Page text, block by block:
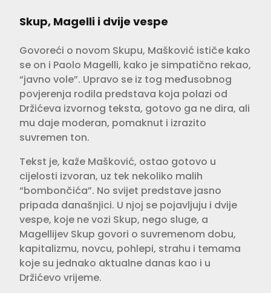
Skup, Magelli i dvije vespe
Govoreći o novom Skupu, Mašković ističe kako
se on i Paolo Magelli, kako je simpatično rekao,
“javno vole”. Upravo se iz tog međusobnog
povjerenja rodila predstava koja polazi od
Držićeva izvornog teksta, gotovo ga ne dira, ali
mu daje moderan, pomaknut i izrazito
suvremen ton.
Tekst je, kaže Mašković, ostao gotovo u
cijelosti izvoran, uz tek nekoliko malih
“bombončića”. No svijet predstave jasno
pripada današnjici. U njoj se pojavljuju i dvije
vespe, koje ne vozi Skup, nego sluge, a
Magellijev Skup govori o suvremenom dobu,
kapitalizmu, novcu, pohlepi, strahu i temama
koje su jednako aktualne danas kao i u
Držićevo vrijeme.